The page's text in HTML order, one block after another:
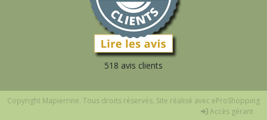
518 avis clients
Copyright Mapierrine. Tous droits réservés. Site réalisé avec eProShopping
Accès gérant